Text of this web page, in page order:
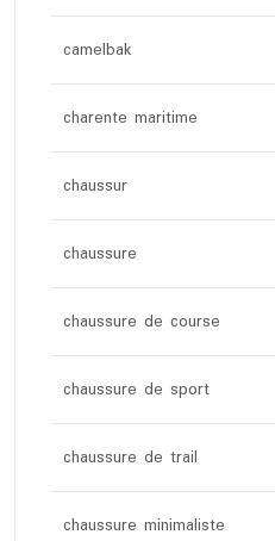
camelbak
charente maritime
chaussur
chaussure
chaussure de course
chaussure de sport
chaussure de trail
chaussure minimaliste